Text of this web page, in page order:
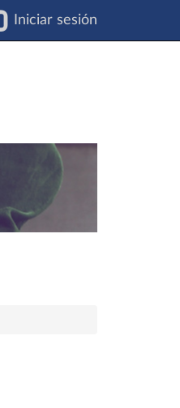
Iniciar sesión